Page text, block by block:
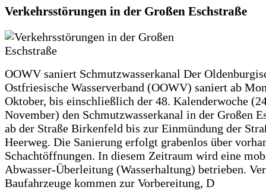
Verkehrsstörungen in der Großen Eschstraße
OOWV saniert Schmutzwasserkanal Der
Ostfriesische Wasserverband (OOWV) saniert ab
Oktober, bis einschließlich der 48. Kalenderwoche
November) den Schmutzwasserkanal in der Großen
ab der Straße Birkenfeld bis zur Einmündung der
Heerweg. Die Sanierung erfolgt grabenlos über
Schachtöffnungen. In diesem Zeitraum wird eine
Abwasser-Überleitung (Wasserhaltung) betrieben.
Baufahrzeuge kommen zur Vorbereitung, D